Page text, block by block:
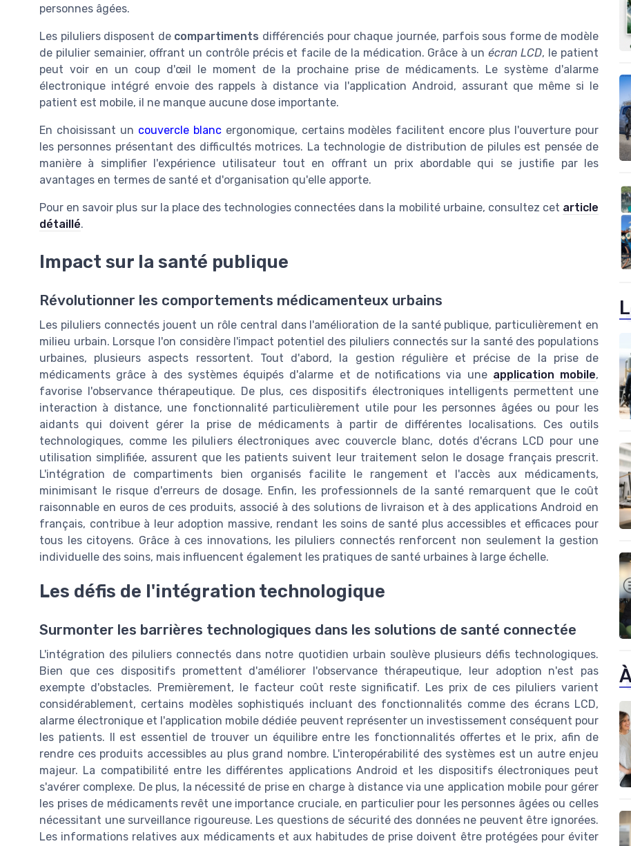
personnes âgées.
Les piluliers disposent de compartiments différenciés pour chaque journée, parfois sous forme de modèle
de pilulier semainier, offrant un contrôle précis et facile de la médication. Grâce à un écran LCD, le patient
peut voir en un coup d'œil le moment de la prochaine prise de médicaments. Le système d'alarme
électronique intégré envoie des rappels à distance via l'application Android, assurant que même si le
patient est mobile, il ne manque aucune dose importante.
En choisissant un couvercle blancergonomique, certains modèles facilitent encore plus l'ouverture pour
les personnes présentant des difficultés motrices. La technologie de distribution de pilules est pensée de
manière à simplifier l'expérience utilisateur tout en offrant un prix abordable qui se justifie par les
avantages en termes de santé et d'organisation qu'elle apporte.
Pour en savoir plus sur la place des technologies connectées dans la mobilité urbaine, consultez cet article
détaillé.
Impact sur la santé publique
Révolutionner les comportements médicamenteux urbains
Les piluliers connectés jouent un rôle central dans l'amélioration de la santé publique, particulièrement en
milieu urbain. Lorsque l'on considère l'impact potentiel des piluliers connectés sur la santé des populations
urbaines, plusieurs aspects ressortent. Tout d'abord, la gestion régulière et précise de la prise de
médicaments grâce à des systèmes équipés d'alarme et de notifications via une application mobile,
favorise l'observance thérapeutique. De plus, ces dispositifs électroniques intelligents permettent une
interaction à distance, une fonctionnalité particulièrement utile pour les personnes âgées ou pour les
aidants qui doivent gérer la prise de médicaments à partir de différentes localisations. Ces outils
technologiques, comme les piluliers électroniques avec couvercle blanc, dotés d'écrans LCD pour une
utilisation simplifiée, assurent que les patients suivent leur traitement selon le dosage français prescrit.
L'intégration de compartiments bien organisés facilite le rangement et l'accès aux médicaments,
minimisant le risque d'erreurs de dosage. Enfin, les professionnels de la santé remarquent que le coût
raisonnable en euros de ces produits, associé à des solutions de livraison et à des applications Android en
français, contribue à leur adoption massive, rendant les soins de santé plus accessibles et efficaces pour
tous les citoyens. Grâce à ces innovations, les piluliers connectés renforcent non seulement la gestion
individuelle des soins, mais influencent également les pratiques de santé urbaines à large échelle.
Les défis de l'intégration technologique
Surmonter les barrières technologiques dans les solutions de santé connectée
L'intégration des piluliers connectés dans notre quotidien urbain soulève plusieurs défis technologiques.
Bien que ces dispositifs promettent d'améliorer l'observance thérapeutique, leur adoption n'est pas
exempte d'obstacles. Premièrement, le facteur coût reste significatif. Les prix de ces piluliers varient
considérablement, certains modèles sophistiqués incluant des fonctionnalités comme des écrans LCD,
alarme électronique et l'application mobile dédiée peuvent représenter un investissement conséquent pour
les patients. Il est essentiel de trouver un équilibre entre les fonctionnalités offertes et le prix, afin de
rendre ces produits accessibles au plus grand nombre. L'interopérabilité des systèmes est un autre enjeu
majeur. La compatibilité entre les différentes applications Android et les dispositifs électroniques peut
s'avérer complexe. De plus, la nécessité de prise en charge à distance via une application mobile pour gérer
les prises de médicaments revêt une importance cruciale, en particulier pour les personnes âgées ou celles
nécessitant une surveillance rigoureuse. Les questions de sécurité des données ne peuvent être ignorées.
Les informations relatives aux médicaments et aux habitudes de prise doivent être protégées pour éviter